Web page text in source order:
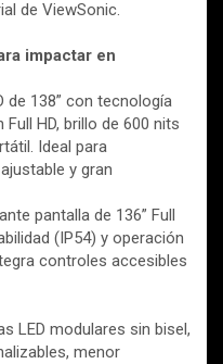
de ViewSonic.
impactar en
de 138” con tecnología
HD, brillo de 600 nits
Ideal para
y gran
pantalla de 136” Full
(IP54) y operación
controles accesibles
LED modulares sin bisel,
menor